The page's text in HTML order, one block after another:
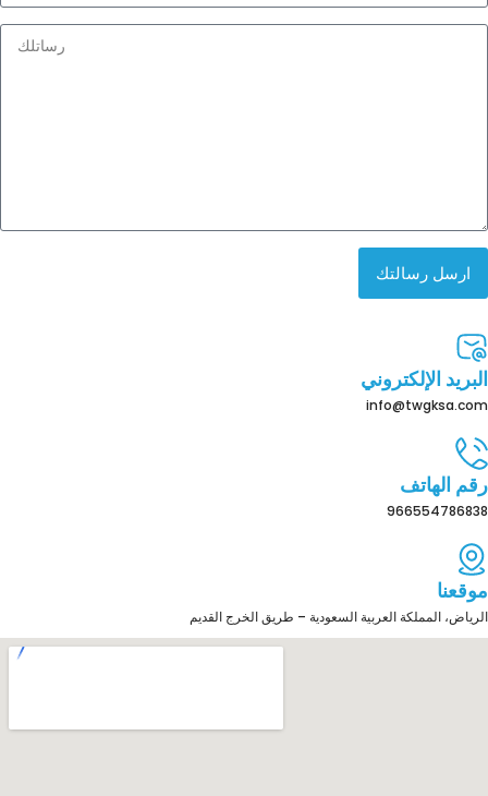
Arabia
+966
ارسل رسالتك
البريد الإلكتروني
info@twgksa.com
رقم الهاتف
966554786838
موقعنا
الرياض، المملكة العربية السعودية – طريق الخرج القديم